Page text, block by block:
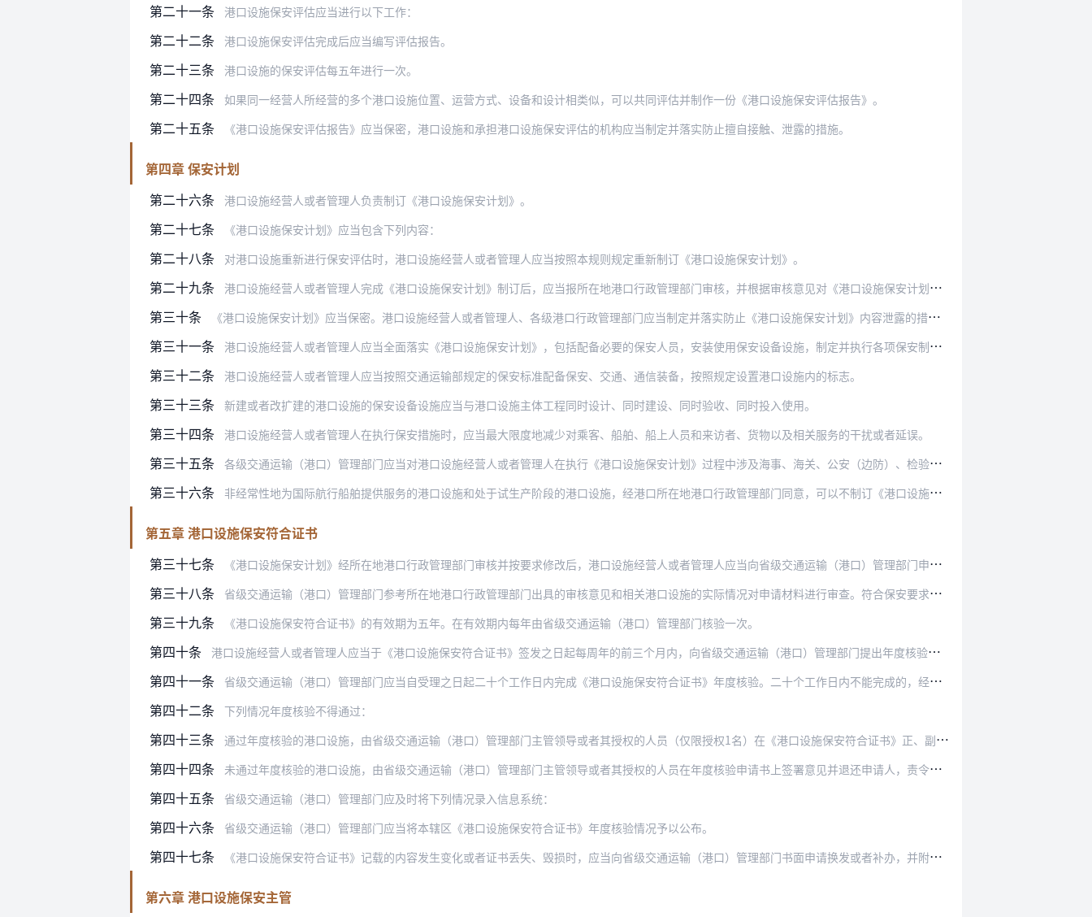
第二十一条 港口设施保安评估应当进行以下工作：
第二十二条 港口设施保安评估完成后应当编写评估报告。
第二十三条 港口设施的保安评估每五年进行一次。
第二十四条 如果同一经营人所经营的多个港口设施位置、运营方式、设备和设计相类似，可以共同评估并制作一份《港口设施保安评估报告》。
第二十五条 《港口设施保安评估报告》应当保密，港口设施和承担港口设施保安评估的机构应当制定并落实防止擅自接触、泄露的措施。
第四章 保安计划
第二十六条
港口设施经营人或者管理人负责制订《港口设施保安计划》。
第二十七条 《港口设施保安计划》应当包含下列内容：
第二十八条 对港口设施重新进行保安评估时，港口设施经营人或者管理人应当按照本规则规定重新制订《港口设施保安计划》。
第二十九条 港口设施经营人或者管理人完成《港口设施保安计划》制订后，应当报所在地港口行政管理部门审核，并根据审核意见对《港口设施保安计划》进行修改。
第三十条 《港口设施保安计划》应当保密。港口设施经营人或者管理人、各级港口行政管理部门应当制定并落实防止《港口设施保安计划》内容泄露的措施。
第三十一条 港口设施经营人或者管理人应当全面落实《港口设施保安计划》，包括配备必要的保安人员，安装使用保安设备设施，制定并执行各项保安制度、措施和程序。
第三十二条 港口设施经营人或者管理人应当按照交通运输部规定的保安标准配备保安、交通、通信装备，按照规定设置港口设施内的标志。
第三十三条 新建或者改扩建的港口设施的保安设备设施应当与港口设施主体工程同时设计、同时建设、同时验收、同时投入使用。
第三十四条 港口设施经营人或者管理人在执行保安措施时，应当最大限度地减少对乘客、船舶、船上人员和来访者、货物以及相关服务的干扰或者延误。
第三十五条 各级交通运输（港口）管理部门应当对港口设施经营人或者管理人在执行《港口设施保安计划》过程中涉及海事、海关、公安（边防）、检验检疫等部门的相关事宜给予必要的协调。
第三十六条 非经常性地为国际航行船舶提供服务的港口设施和处于试生产阶段的港口设施，经港口所在地港口行政管理部门同意，可以不制订《港口设施保安计划》，但应当采取适当的保安措施…
第五章 港口设施保安符合证书
第三十七条
《港口设施保安计划》经所在地港口行政管理部门审核并按要求修改后，港口设施经营人或者管理人应当向省级交通运输（港口）管理部门申请《港口设施保安符合证书》，并提交以…
第三十八条 省级交通运输（港口）管理部门参考所在地港口行政管理部门出具的审核意见和相关港口设施的实际情况对申请材料进行审查。符合保安要求的，颁发《港口设施保安符合证书》；不…
第三十九条 《港口设施保安符合证书》的有效期为五年。在有效期内每年由省级交通运输（港口）管理部门核验一次。
第四十条 港口设施经营人或者管理人应当于《港口设施保安符合证书》签发之日起每周年的前三个月内，向省级交通运输（港口）管理部门提出年度核验申请，并提交如下材料：
第四十一条 省级交通运输（港口）管理部门应当自受理之日起二十个工作日内完成《港口设施保安符合证书》年度核验。二十个工作日内不能完成的，经本机关负责人批准，可以延长十个工作日…
第四十二条 下列情况年度核验不得通过：
第四十三条 通过年度核验的港口设施，由省级交通运输（港口）管理部门主管领导或者其授权的人员（仅限授权1名）在《港口设施保安符合证书》正、副本上签字并加盖专用章。
第四十四条 未通过年度核验的港口设施，由省级交通运输（港口）管理部门主管领导或者其授权的人员在年度核验申请书上签署意见并退还申请人，责令其限期改正。港口设施经营人或者管理人…
第四十五条 省级交通运输（港口）管理部门应及时将下列情况录入信息系统：
第四十六条 省级交通运输（港口）管理部门应当将本辖区《港口设施保安符合证书》年度核验情况予以公布。
第四十七条 《港口设施保安符合证书》记载的内容发生变化或者证书丢失、毁损时，应当向省级交通运输（港口）管理部门书面申请换发或者补办，并附相关证明材料。
第六章 港口设施保安主管